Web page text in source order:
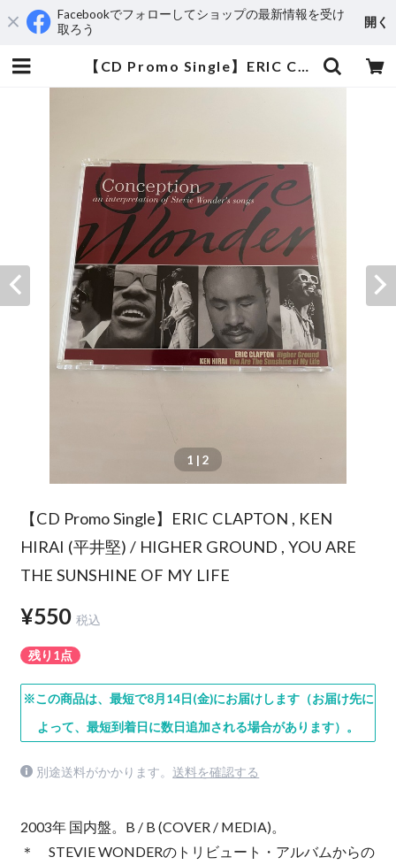
Facebookでフォローしてショップの最新情報を受け
取ろう
開く
【CD Promo Single】ERIC CLAPTON , KEN HIRAI (平井堅) / HIGHER GROUND , YOU ARE THE SUNSHINE OF MY LIFE | aeromamas2000
1 | 2
【CD Promo Single】ERIC CLAPTON , KEN
HIRAI (平井堅) / HIGHER GROUND , YOU ARE
THE SUNSHINE OF MY LIFE
¥550 税込
残り1点
※この商品は、最短で8月14日(金)にお届けします（お届け先に
よって、最短到着日に数日追加される場合があります）。
別途送料がかかります。 送料を確認する
2003年 国内盤。B / B (COVER / MEDIA)。
＊ STEVIE WONDERのトリビュート・アルバムからの